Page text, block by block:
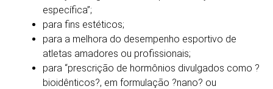
específica”;
para fins estéticos;
para a melhora do desempenho esportivo de
atletas amadores ou profissionais;
para “prescrição de hormônios divulgados como ?
bioidênticos?, em formulação ?nano? ou